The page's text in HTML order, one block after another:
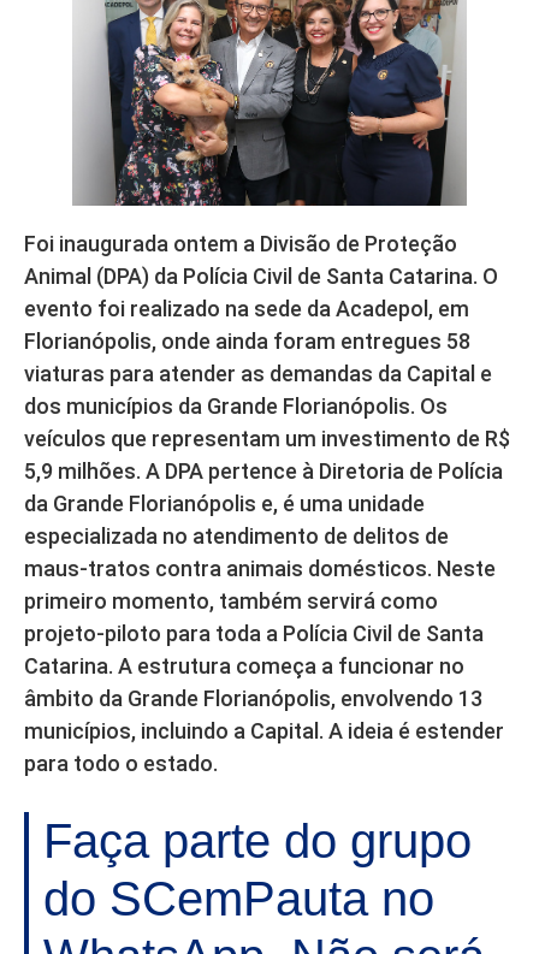
Foi inaugurada ontem a Divisão de Proteção
Animal (DPA) da Polícia Civil de Santa Catarina. O
evento foi realizado na sede da Acadepol, em
Florianópolis, onde ainda foram entregues 58
viaturas para atender as demandas da Capital e
dos municípios da Grande Florianópolis. Os
veículos que representam um investimento de R$
5,9 milhões. A DPA pertence à Diretoria de Polícia
da Grande Florianópolis e, é uma unidade
especializada no atendimento de delitos de
maus-tratos contra animais domésticos. Neste
primeiro momento, também servirá como
projeto-piloto para toda a Polícia Civil de Santa
Catarina. A estrutura começa a funcionar no
âmbito da Grande Florianópolis, envolvendo 13
municípios, incluindo a Capital. A ideia é estender
para todo o estado.
Faça parte do grupo
do SCemPauta no